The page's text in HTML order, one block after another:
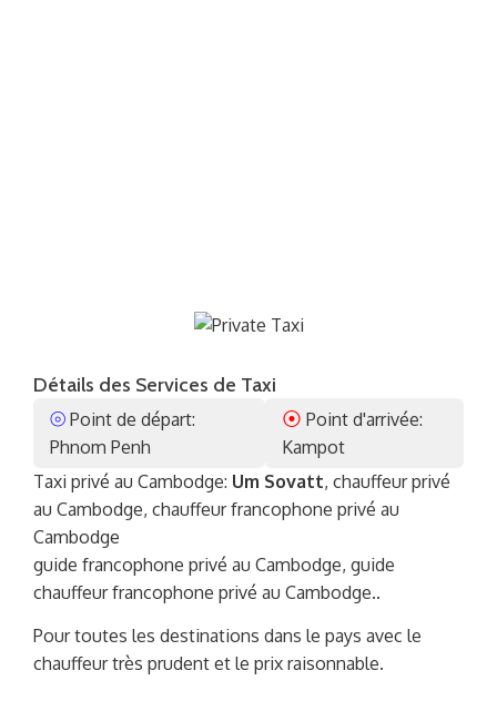
Détails des Services de Taxi
⦾ Point de départ:
Phnom Penh
⦿ Point d'arrivée:
Kampot
Taxi privé au Cambodge: Um Sovatt, chauffeur privé
au Cambodge, chauffeur francophone privé au
Cambodge
guide francophone privé au Cambodge, guide
chauffeur francophone privé au Cambodge..
Pour toutes les destinations dans le pays avec le
chauffeur très prudent et le prix raisonnable.